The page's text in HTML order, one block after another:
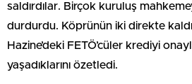
saldırdılar. Birçok kuruluş
durdurdu. Köprünün iki direkte
Hazine’deki FETÖ’cüler krediyi
yaşadıklarını özetledi.